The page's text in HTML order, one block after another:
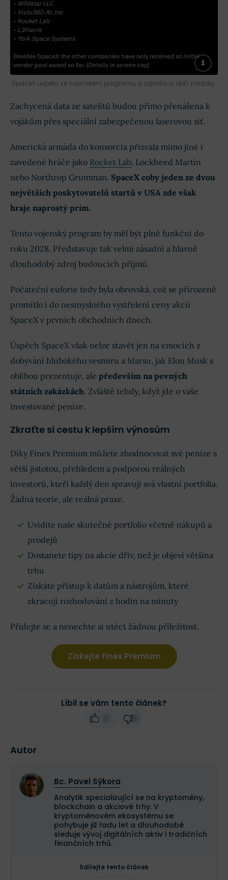
SpaceX uspěla ve vojenském programu a zajistila si obří zakázky.
Zachycená data ze satelitů budou přímo přenášena k
vojákům přes speciální zabezpečenou laserovou síť.
Americká armáda do konsorcia přizvala mimo jiné i
zavedené hráče jako Rocket Lab, Lockheed Martin
nebo Northrop Grumman. SpaceX coby jeden ze dvou
největších poskytovatelů startů v USA zde však
hraje naprostý prim.
Tento vojenský program by měl být plně funkční do
roku 2028. Představuje tak velmi zásadní a hlavně
dlouhodobý zdroj budoucích příjmů.
Počáteční euforie tedy byla obrovská, což se přirozeně
promítlo i do nesmyslného vystřelení ceny akcií
SpaceX v prvních obchodních dnech.
Úspěch SpaceX však nelze stavět jen na emocích z
dobývání hlubokého vesmíru a Marsu, jak Elon Musk s
oblibou prezentuje, ale především na pevných
státních zakázkách. Zvláště tehdy, když jde o vaše
investované peníze.
Zkraťte si cestu k lepším výnosům
Díky Finex Premium můžete zhodnocovat své peníze s
větší jistotou, přehledem a podporou reálných
investorů, kteří každý den spravují svá vlastní portfolia.
Žádná teorie, ale reálná praxe.
Uvidíte naše skutečné portfolio včetně nákupů a
prodejů
Dostanete tipy na akcie dřív, než je objeví většina
trhu
Získáte přístup k datům a nástrojům, které
zkracují rozhodování z hodin na minuty
Přidejte se a nenechte si utéct žádnou příležitost.
Získejte Finex Premium
Líbil se vám tento článek?
Autor
Bc. Pavel Sýkora
Analytik specializující se na kryptoměny,
blockchain a akciové trhy. V
kryptoměnovém ekosystému se
pohybuje již řadu let a dlouhodobě
sleduje vývoj digitálních aktiv i tradičních
finančních trhů.
Sdílejte tento článek